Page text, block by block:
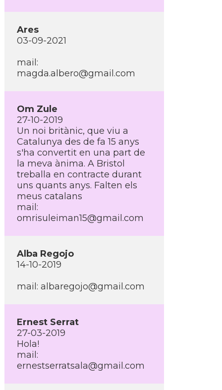
Ares
03-09-2021
mail:
magda.albero@gmail.com
Om Zule
27-10-2019
Un noi britànic, que viu a
Catalunya des de fa 15 anys
s'ha convertit en una part de
la meva ànima. A Bristol
treballa en contracte durant
uns quants anys. Falten els
meus catalans
mail:
omrisuleiman15@gmail.com
Alba Regojo
14-10-2019
mail: albaregojo@gmail.com
Ernest Serrat
27-03-2019
Hola!
mail:
ernestserratsala@gmail.com